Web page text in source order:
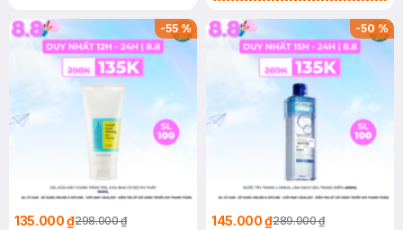
-55%
135.000 ₫298.000 ₫
-50%
145.000 ₫289.000 ₫